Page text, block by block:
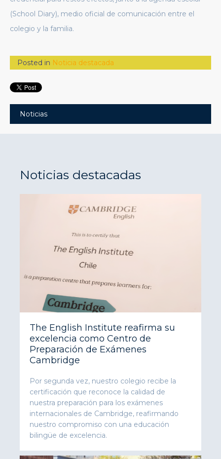
(School Diary), medio oficial de comunicación entre el
colegio y la familia.
Posted in Noticia destacada
Noticias
Noticias destacadas
The English Institute reafirma su
excelencia como Centro de
Preparación de Exámenes
Cambridge
Por segunda vez, nuestro colegio recibe la
certificación que reconoce la calidad de
nuestra preparación para los exámenes
internacionales de Cambridge, reafirmando
nuestro compromiso con una educación
bilingüe de excelencia.